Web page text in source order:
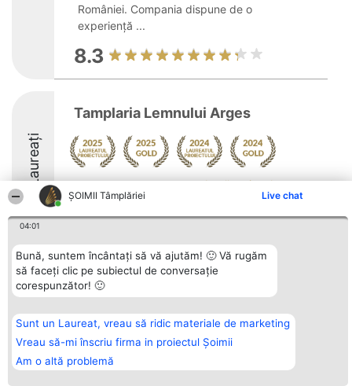
ȘOIMII Tâmplăriei Live chat
04:01
Bună, suntem încântați să vă ajutăm! 🙂 Vă rugăm
să faceți clic pe subiectul de conversație
corespunzător! 🙂
Sunt un Laureat, vreau să ridic materiale de marketing
Vreau să-mi înscriu firma in proiectul Șoimii
Am o altă problemă
României. Compania dispune de o
experiență ...
8.3
Laureați
Tamplaria Lemnului Arges
Arată mai multe >>
9.6
Organizator Ranking
BRIGHT SOLUTIONS BR SRL
Aleea Timisul De Sus 2 Bl. A30
București
CUI 36737675
tel: +40 770 990 492
Plebiscyt
Reguli
Statut
Politica de
confidențialitate